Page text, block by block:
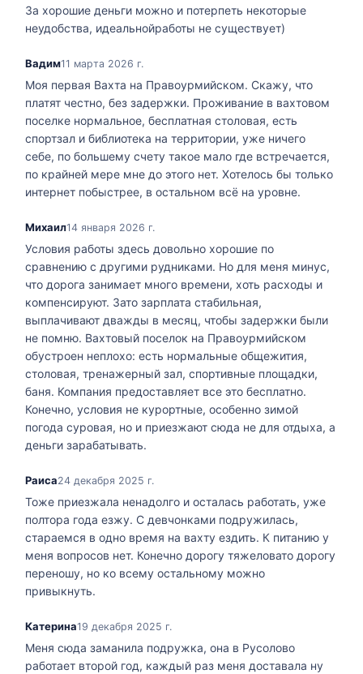
За хорошие деньги можно и потерпеть некоторые
неудобства, идеальнойработы не существует)
Вадим11 марта 2026 г.
Моя первая Вахта на Правоурмийском. Скажу, что
платят честно, без задержки. Проживание в вахтовом
поселке нормальное, бесплатная столовая, есть
спортзал и библиотека на территории, уже ничего
себе, по большему счету такое мало где встречается,
по крайней мере мне до этого нет. Хотелось бы только
интернет побыстрее, в остальном всё на уровне.
Михаил14 января 2026 г.
Условия работы здесь довольно хорошие по
сравнению с другими рудниками. Но для меня минус,
что дорога занимает много времени, хоть расходы и
компенсируют. Зато зарплата стабильная,
выплачивают дважды в месяц, чтобы задержки были
не помню. Вахтовый поселок на Правоурмийском
обустроен неплохо: есть нормальные общежития,
столовая, тренажерный зал, спортивные площадки,
баня. Компания предоставляет все это бесплатно.
Конечно, условия не курортные, особенно зимой
погода суровая, но и приезжают сюда не для отдыха, а
деньги зарабатывать.
Раиса24 декабря 2025 г.
Тоже приезжала ненадолго и осталась работать, уже
полтора года езжу. С девчонками подружилась,
стараемся в одно время на вахту ездить. К питанию у
меня вопросов нет. Конечно дорогу тяжеловато дорогу
переношу, но ко всему остальному можно
привыкнуть.
Катерина19 декабря 2025 г.
Меня сюда заманила подружка, она в Русолово
работает второй год, каждый раз меня доставала ну